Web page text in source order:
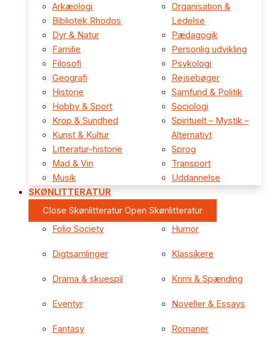
Arkæologi
Bibliotek Rhodos
Dyr & Natur
Familie
Filosofi
Geografi
Historie
Hobby & Sport
Krop & Sundhed
Kunst & Kultur
Litteratur-historie
Mad & Vin
Musik
Organisation &
Ledelse
Pædagogik
Personlig udvikling
Psykologi
Rejsebøger
Samfund & Politik
Sociologi
Spirituelt – Mystik –
Alternativt
Sprog
Transport
Uddannelse
SKØNLITTERATUR
Close Skønlitteratur Open Skønlitteratur
Folio Society
Digtsamlinger
Drama & skuespil
Eventyr
Fantasy
Humor
Klassikere
Krimi & Spænding
Noveller & Essays
Romaner